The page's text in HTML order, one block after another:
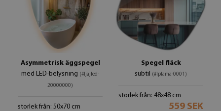
Asymmetrisk äggspegel
med LED-belysning (#ljajled-
20000000)
storlek från: 50x70 cm
Spegel fläck
subtil (#lplama-0001)
storlek från: 48x48 cm
559 SEK